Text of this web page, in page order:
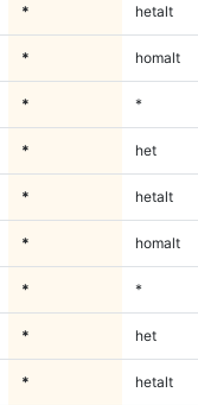
* hetalt
* homalt
* *
* het
* hetalt
* homalt
* *
* het
* hetalt